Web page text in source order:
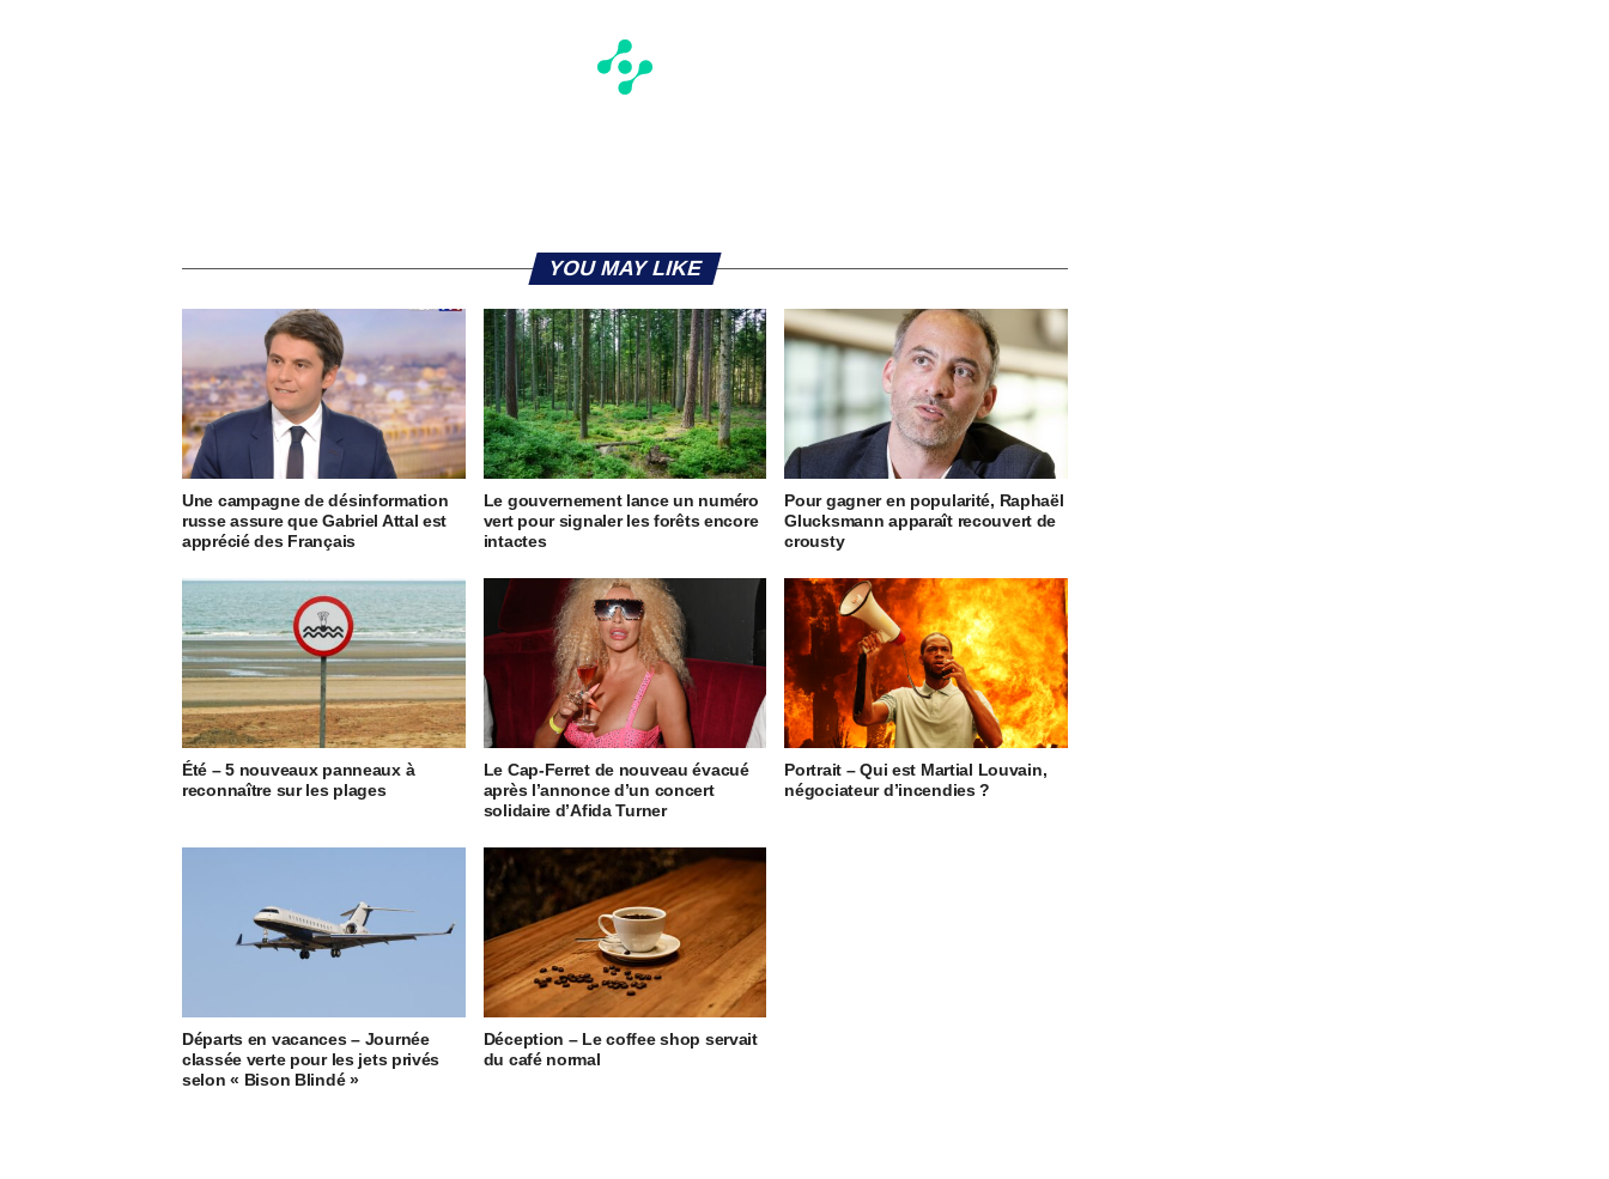
YOU MAY LIKE
Une campagne de désinformation
russe assure que Gabriel Attal est
apprécié des Français
Le gouvernement lance un numéro
vert pour signaler les forêts encore
intactes
Pour gagner en popularité, Raphaël
Glucksmann apparaît recouvert de
crousty
Été – 5 nouveaux panneaux à
reconnaître sur les plages
Le Cap-Ferret de nouveau évacué
après l’annonce d’un concert
solidaire d’Afida Turner
Portrait – Qui est Martial Louvain,
négociateur d’incendies ?
Départs en vacances – Journée
classée verte pour les jets privés
selon « Bison Blindé »
Déception – Le coffee shop servait
du café normal